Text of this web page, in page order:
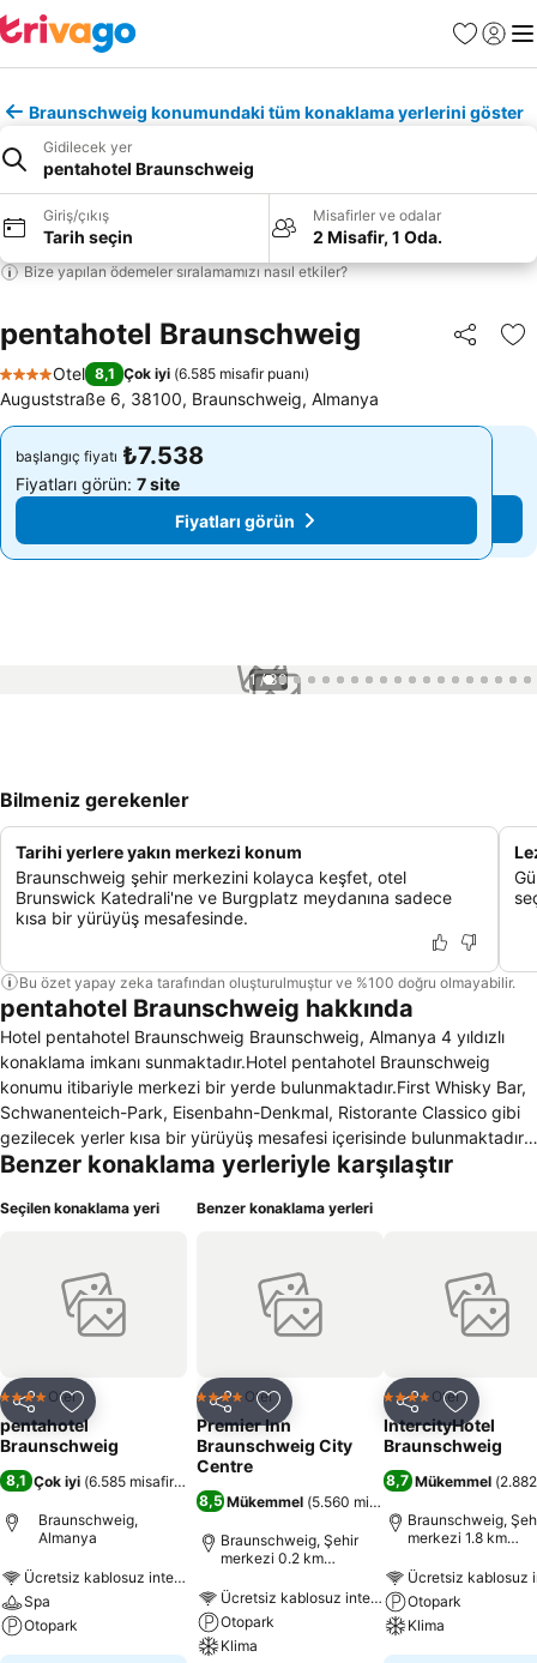
Favoriler
Giriş
Braunschweig konumundaki tüm konaklama yerlerini göster
Gidilecek yer
pentahotel Braunschweig
Giriş/çıkış
Tarih seçin
Misafirler ve odalar
2 Misafir, 1 Oda.
Bize yapılan ödemeler sıralamamızı nasıl etkiler?
pentahotel Braunschweig Paylaş
4 Yıldız
Otel 8,1 Çok iyi (6.585 misafir puanı)
Auguststraße 6, 38100, Braunschweig, Almanya
başlangıç fiyatı ₺7.538
Fiyatları görün: 7 site
Fiyatları görün
başlangıç fiyatı ₺7.538
Fiyatları görün: 7 site
Fiyatları görün
1 / 30
Bilmeniz gerekenler
Tarihi yerlere yakın merkezi konum
Braunschweig şehir merkezini kolayca keşfet, otel
Brunswick Katedrali'ne ve Burgplatz meydanına sadece
kısa bir yürüyüş mesafesinde.
Bu özet yapay zeka tarafından oluşturulmuştur ve %100 doğru olmayabilir.
pentahotel Braunschweig hakkında
Hotel pentahotel Braunschweig Braunschweig, Almanya 4 yıldızlı
konaklama imkanı sunmaktadır.Hotel pentahotel Braunschweig
konumu itibariyle merkezi bir yerde bulunmaktadır.First Whisky Bar,
Schwanenteich-Park, Eisenbahn-Denkmal, Ristorante Classico gibi
gezilecek yerler kısa bir yürüyüş mesafesi içerisinde bulunmaktadır.
Hotel pentahotel Braunschweig konuklarına sağladığı imkan ve
resepsiyon personeli, 24 saat oda servisi, bir çok tadı
bulunmaktadır. Otelin katlar arasındaki ulaşımı için asansörü
bulunmaktadır. Otel içerisinde genel alanlarda ve odalarda kablosuz
hızlı internet hizmeti sunulmaktadır.Hotel pentahotel Braunschweig
Minibar, Oda Kasası, Oturma Grubu, Saç Kurutma Makinası, Telefon
ve uydu kanalları bulunan TV ve banyo malzemeleri yanısıra Otelin
ayrıca kuru temizleme ve çamaşırhane hizmeti bulunmaktadır.
Benzer konaklama yerleriyle karşılaştır
Seçilen konaklama yeri
Paylaş Favorilerime ekle
4 Yıldız Otel
pentahotel
Braunschweig
8,1 Çok iyi (6.585 misafir puanı
Braunschweig,
Almanya
Ücretsiz kablosuz internet
Spa
Otopark
Benzer konaklama yerleri
Paylaş Favorilerime ekle
4 Yıldız Otel
Premier Inn
Braunschweig City
Centre
8,5 Mükemmel (5.560 misafir puanı
Braunschweig, Şehir
merkezi 0.2 km
Ücretsiz kablosuz internet
Otopark
Klima
Paylaş
4 Yıldız Otel
IntercityHotel
Braunschweig
8,7 Mükemmel (
Braunschweig,
merkezi 1.8 km
Ücretsiz kablosuz
Otopark
Klima